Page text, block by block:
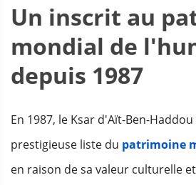
Un inscrit au
mondial de
depuis 1987
En 1987, le Ksar d'Aït-Ben-
prestigieuse liste du patrimoine
en raison de sa valeur culturelle